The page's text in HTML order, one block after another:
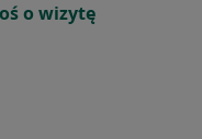
o wizytę